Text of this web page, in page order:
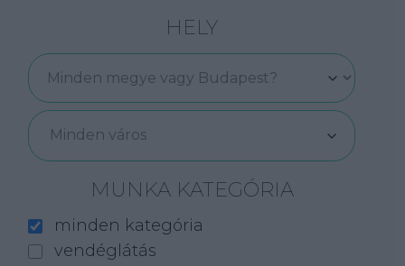
HELY
Minden város
MUNKA KATEGÓRIA
minden kategória
vendéglátás